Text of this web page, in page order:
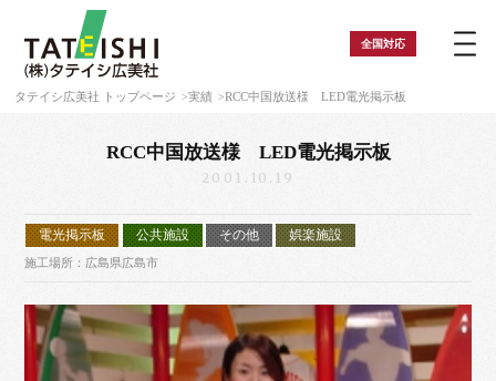
全国対応
タテイシ広美社 トップページ 実績 RCC中国放送様 LED電光掲示板
RCC中国放送様 LED電光掲示板
2001.10.19
電光掲示板 公共施設 その他 娯楽施設
施工場所：広島県広島市